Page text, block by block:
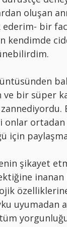
oluşan
ederim- bir
kendimde
ve bir süper
ortadan
için
şikayet
inanan
uyumadan